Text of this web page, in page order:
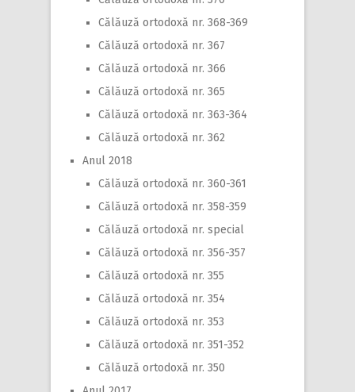
Călăuză ortodoxă nr. 368-369
Călăuză ortodoxă nr. 367
Călăuză ortodoxă nr. 366
Călăuză ortodoxă nr. 365
Călăuză ortodoxă nr. 363-364
Călăuză ortodoxă nr. 362
Anul 2018
Călăuză ortodoxă nr. 360-361
Călăuză ortodoxă nr. 358-359
Călăuză ortodoxă nr. special
Călăuză ortodoxă nr. 356-357
Călăuză ortodoxă nr. 355
Călăuză ortodoxă nr. 354
Călăuză ortodoxă nr. 353
Călăuză ortodoxă nr. 351-352
Călăuză ortodoxă nr. 350